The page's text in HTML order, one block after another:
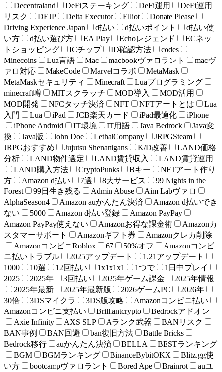
Decentraland
DeFiステーキング DeFi運用
DeFi運用
リスク
DEJP Delta Executor Elliot
Donate Please
Driving Experience Japan
d払い d払いポイント
d払い使
い方
d払い選び方 EA Play Echoレジェンド
ECネッ
トショッピング
ICチップ ID確認方法
codes
Minecoins
Lua言語 Mac macbookヴァロラント
macヴ
ァロ対応
MakeCode Marvelコラボ
MetaMask
MetaMaskセキュリティ
Minecraft
Luaプログラミング
minecraft噂
MITスクラッチ MOD導入
MOD活用
MOD開発
NFCタッチ決済 NFT NFTアートとは
Lua
入門
Lua iPad JCB楽天カード iPad最適化
iPhone
iPhone Android
IT環境 IT用語 Java Bedrock
Java変
換
Java版 John Doe LethalCompany
JRPGSteam
JRPGおすすめ
Jujutsu Shenanigans K/D改善
LAND価格
分析
LAND物件選定 LAND賃貸収入
LAND賃貸運用
LAND購入方法
CryptoPunks Bキー
NFTアート作り
方
Amazon d払い 7選 8大サービス
99 Nights in the
Forest
99日生き残る Admin Abuse
Aim Labヴァロ
AlphaSeason4
Amazon auかんたん決済
Amazon d払いでき
ない
5000 Amazon d払い登録
Amazon PayPay
Amazon PayPay使えない
Amazonお得な課金術
Amazonカ
スタマーサポート
Amazonギフト券
Amazonクレカ削除
AmazonコンビニRoblox
67 50%オフ
Amazonコンビ
ニ払いトラブル
2025アップデート
1.21アップデート
1000
10選 12回払い 1x1x1x1 1つで
1日中プレイ
2025
2025年 3回払い 2025年ゲーム課金
2025年情報
2025年最新
2025年最新版 2026ゲームPC
2026年
30倍
3DSマイクラ 3DS版攻略
Amazonコンビニ払い
Amazonコンビニ支払い
Brilliantcrypto
Bedrockアドオン
Axie Infinity
AXS SLP Aランク武器
BANリスク
BAN事例
BAN回避 ban復旧方法
Battle Bricks
Bedrock移行
auかんたん決済 BELLA
BESTランキング
BGM
BGMランキング BinanceBybitOKX
Blitz.gg使
い方
bootcampヴァロラント Bored Ape Brainrot
auユ